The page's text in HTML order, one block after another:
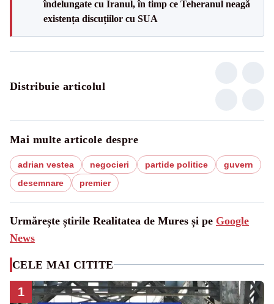
îndelungate cu Iranul, în timp ce Teheranul neagă
existența discuțiilor cu SUA
Distribuie articolul
Mai multe articole despre
adrian vestea negocieri partide politice
guvern
desemnare
premier
Urmărește știrile Realitatea de Mures și pe Google
News
CELE MAI CITITE
1